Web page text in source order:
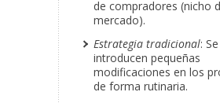
de compradores (nicho
mercado).
Estrategia tradicional: Se
introducen pequeñas
modificaciones en los
de forma rutinaria.